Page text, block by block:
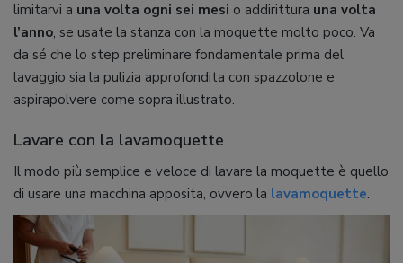
limitarvi a una volta ogni sei mesi o addirittura una volta
l’anno, se usate la stanza con la moquette molto poco. Va
da sé che lo step preliminare fondamentale prima del
lavaggio sia la pulizia approfondita con spazzolone e
aspirapolvere come sopra illustrato.
Lavare con la lavamoquette
Il modo più semplice e veloce di lavare la moquette è quello
di usare una macchina apposita, ovvero la lavamoquette.